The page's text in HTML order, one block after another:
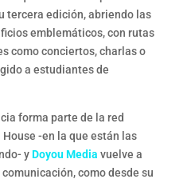
tercera edición, abriendo las
emblemáticos, con rutas
como conciertos, charlas o
a estudiantes de
forma parte de la red
-en la que están las
yDoyou Media vuelve a
como desde su